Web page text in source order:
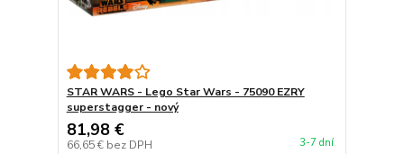
STAR WARS - Lego Star Wars - 75090 EZRY
superstagger - nový
81,98 €
66,65 € bez DPH 3-7 dní